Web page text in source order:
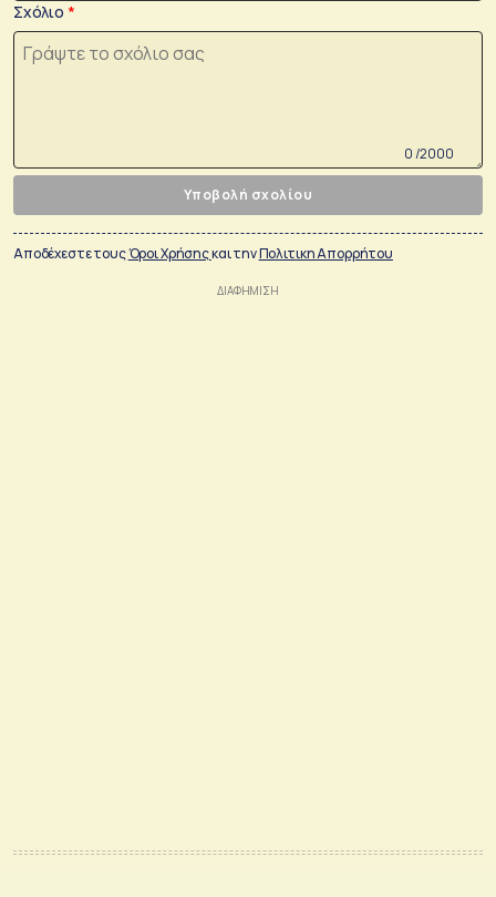
Σχόλιο
0 /2000
Υποβολή σχολίου
Αποδέχεστε τουςΌροι Χρήσηςκαι τηνΠολιτικη Απορρήτου